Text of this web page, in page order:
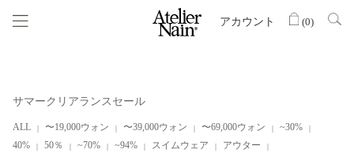
アカウント (0)
サマークリアランスセール
ALL 〜19,000ウォン 〜39,000ウォン 〜69,000ウォン
~30%
40%
50％ ~70% ~94% スイムウェア
アウター